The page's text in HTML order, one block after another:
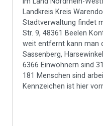
Landkreis Kreis
Stadtverwaltung findet
Str. 9, 48361 Beelen
weit entfernt kann man
Sassenberg,
6366 Einwohnern sind
181 Menschen sind
Kennzeichen ist hier